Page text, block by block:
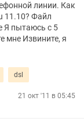
линии. Как
11.10? Файл
Я пытаюсь с 5
мне Извините, я
dsl
21 окт '11 в 05:45